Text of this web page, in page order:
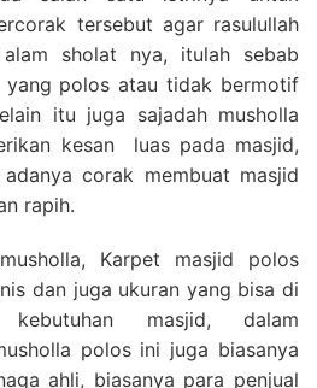
tersebut agar rasulullah
sholat nya, itulah sebab
polos atau tidak bermotif
itu juga sajadah musholla
kesan luas pada masjid,
corak membuat masjid
rapih.
Karpet masjid polos
dan juga ukuran yang bisa di
kebutuhan masjid, dalam
polos ini juga biasanya
ahli, biasanya para penjual